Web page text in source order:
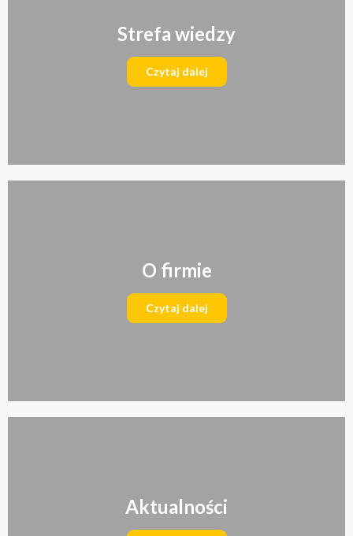
Strefa wiedzy
Czytaj dalej
O firmie
Czytaj dalej
Aktualności